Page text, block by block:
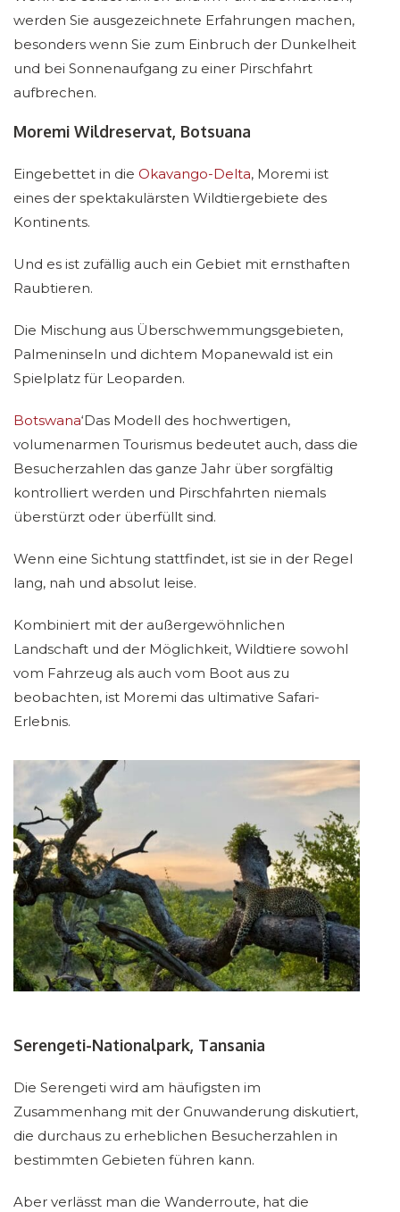
werden Sie ausgezeichnete Erfahrungen machen,
besonders wenn Sie zum Einbruch der Dunkelheit
und bei Sonnenaufgang zu einer Pirschfahrt
aufbrechen.
Moremi Wildreservat, Botsuana
Eingebettet in die Okavango-Delta, Moremi ist
eines der spektakulärsten Wildtiergebiete des
Kontinents.
Und es ist zufällig auch ein Gebiet mit ernsthaften
Raubtieren.
Die Mischung aus Überschwemmungsgebieten,
Palmeninseln und dichtem Mopanewald ist ein
Spielplatz für Leoparden.
Botswana‘Das Modell des hochwertigen,
volumenarmen Tourismus bedeutet auch, dass die
Besucherzahlen das ganze Jahr über sorgfältig
kontrolliert werden und Pirschfahrten niemals
überstürzt oder überfüllt sind.
Wenn eine Sichtung stattfindet, ist sie in der Regel
lang, nah und absolut leise.
Kombiniert mit der außergewöhnlichen
Landschaft und der Möglichkeit, Wildtiere sowohl
vom Fahrzeug als auch vom Boot aus zu
beobachten, ist Moremi das ultimative Safari-
Erlebnis.
Serengeti-Nationalpark, Tansania
Die Serengeti wird am häufigsten im
Zusammenhang mit der Gnuwanderung diskutiert,
die durchaus zu erheblichen Besucherzahlen in
bestimmten Gebieten führen kann.
Aber verlässt man die Wanderroute, hat die